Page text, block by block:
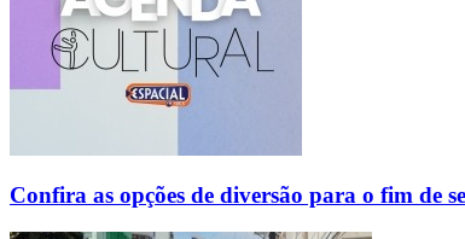
Confira as opções de diversão para o fim de